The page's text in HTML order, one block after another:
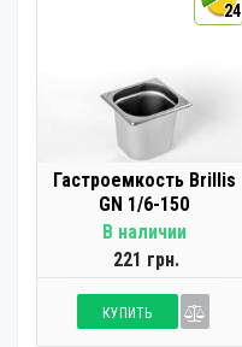
24
Гастроемкость Brillis
GN 1/6-150
В наличии
221 грн.
КУПИТЬ